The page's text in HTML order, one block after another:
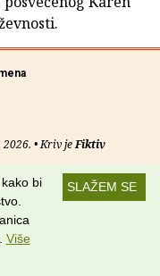
• Kriv jeFiktiv
•RSS kanali
SLAŽEM SE
bi
Više